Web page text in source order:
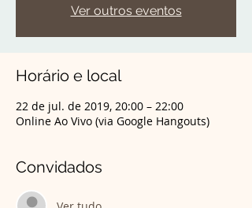
Ver outros eventos
Horário e local
22 de jul. de 2019, 20:00 – 22:00
Online Ao Vivo (via Google Hangouts)
Convidados